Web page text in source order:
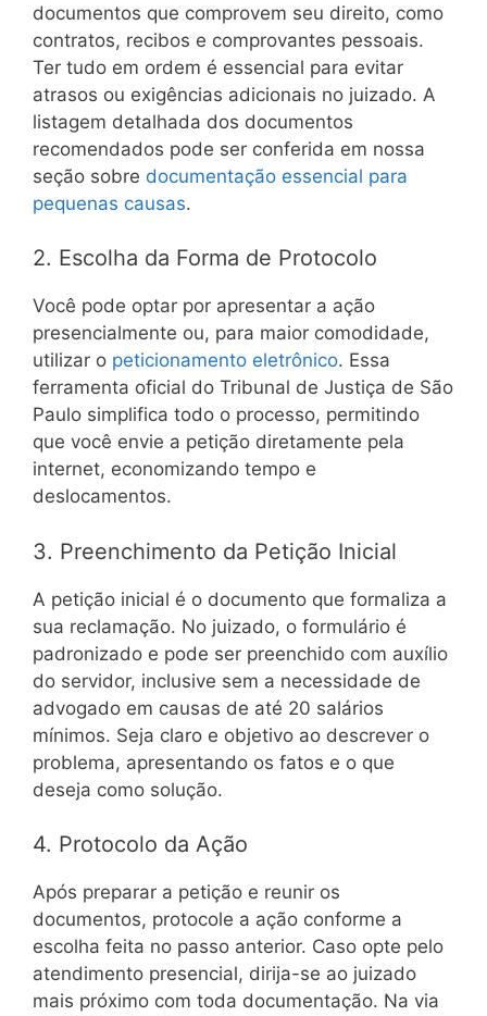
documentos que comprovem seu direito, como
contratos, recibos e comprovantes pessoais.
Ter tudo em ordem é essencial para evitar
atrasos ou exigências adicionais no juizado. A
listagem detalhada dos documentos
recomendados pode ser conferida em nossa
seção sobre documentação essencial para
pequenas causas.
2. Escolha da Forma de Protocolo
Você pode optar por apresentar a ação
presencialmente ou, para maior comodidade,
utilizar o peticionamento eletrônico. Essa
ferramenta oficial do Tribunal de Justiça de São
Paulo simplifica todo o processo, permitindo
que você envie a petição diretamente pela
internet, economizando tempo e
deslocamentos.
3. Preenchimento da Petição Inicial
A petição inicial é o documento que formaliza a
sua reclamação. No juizado, o formulário é
padronizado e pode ser preenchido com auxílio
do servidor, inclusive sem a necessidade de
advogado em causas de até 20 salários
mínimos. Seja claro e objetivo ao descrever o
problema, apresentando os fatos e o que
deseja como solução.
4. Protocolo da Ação
Após preparar a petição e reunir os
documentos, protocole a ação conforme a
escolha feita no passo anterior. Caso opte pelo
atendimento presencial, dirija-se ao juizado
mais próximo com toda documentação. Na via